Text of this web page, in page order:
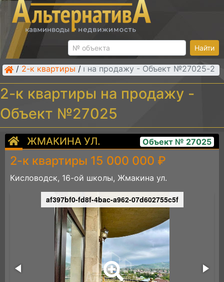
Найти
/ 2-к квартиры / 2-к квартиры на продажу - Объект №27025
2-к квартиры на продажу -
Объект №27025
ЖМАКИНА УЛ. Объект № 27025
2-к квартиры 15 000 000 ₽
Кисловодск, 16-ой школы, Жмакина ул.
af397bf0-fd8f-4bac-a962-07d602755c5f